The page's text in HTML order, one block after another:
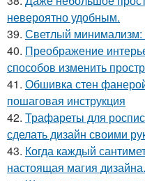
невероятно удобным.
39. Светлый минимализм:
40. Преображение
способов изменить
41. Обшивка стен
пошаговая инструкция
42. Трафареты для
сделать дизайн своими
43. Когда каждый
настоящая магия дизайна.